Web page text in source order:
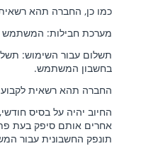
כמו כן, החברה תהא
מערכת חבילות: המשתמש
תשלום עבור השימוש:
בחשבון המשתמש.
החברה תהא רשאית לקבוע
החיוב יהיה על בסיס
תונפק החשבונית עבור